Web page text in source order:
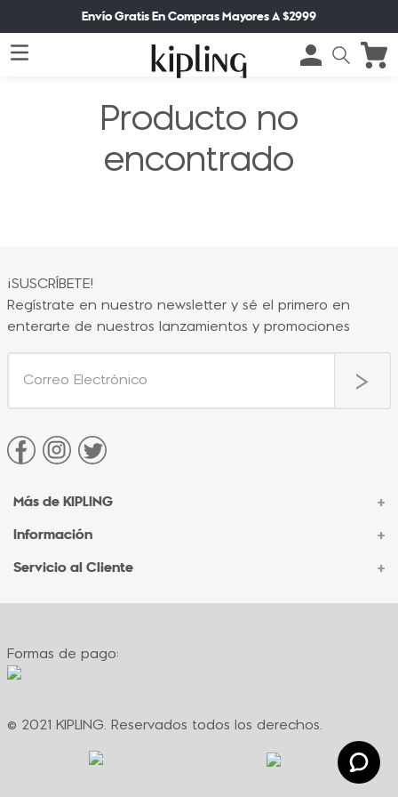
Envío Gratis En Compras Mayores A $2999
Producto no
encontrado
¡SUSCRÍBETE!
Regístrate en nuestro newsletter y sé el primero en
enterarte de nuestros lanzamientos y promociones
Más de KIPLING +
Acerca de Kipling
Sucursales
Información +
Contacto Corporativo
Formas de pago
Servicio al Cliente +
Contacto
Políticas de cambio
Términos y condiciones de promociones
Política de privacidad
Formas de pago:
© 2021 KIPLING. Reservados todos los derechos.